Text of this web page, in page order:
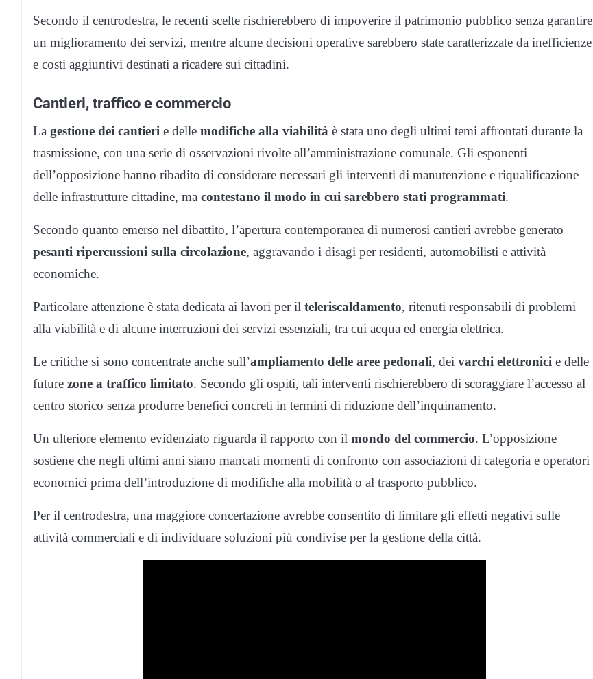
Secondo il centrodestra, le recenti scelte rischierebbero di impoverire il patrimonio pubblico senza garantire
un miglioramento dei servizi, mentre alcune decisioni operative sarebbero state caratterizzate da inefficienze
e costi aggiuntivi destinati a ricadere sui cittadini.
Cantieri, traffico e commercio
La gestione dei cantieri e delle modifiche alla viabilità è stata uno degli ultimi temi affrontati durante la
trasmissione, con una serie di osservazioni rivolte all’amministrazione comunale. Gli esponenti
dell’opposizione hanno ribadito di considerare necessari gli interventi di manutenzione e riqualificazione
delle infrastrutture cittadine, ma contestano il modo in cui sarebbero stati programmati.
Secondo quanto emerso nel dibattito, l’apertura contemporanea di numerosi cantieri avrebbe generato
pesanti ripercussioni sulla circolazione, aggravando i disagi per residenti, automobilisti e attività
economiche.
Particolare attenzione è stata dedicata ai lavori per il teleriscaldamento, ritenuti responsabili di problemi
alla viabilità e di alcune interruzioni dei servizi essenziali, tra cui acqua ed energia elettrica.
Le critiche si sono concentrate anche sull’ampliamento delle aree pedonali, dei varchi elettronici e delle
future zone a traffico limitato. Secondo gli ospiti, tali interventi rischierebbero di scoraggiare l’accesso al
centro storico senza produrre benefici concreti in termini di riduzione dell’inquinamento.
Un ulteriore elemento evidenziato riguarda il rapporto con il mondo del commercio. L’opposizione
sostiene che negli ultimi anni siano mancati momenti di confronto con associazioni di categoria e operatori
economici prima dell’introduzione di modifiche alla mobilità o al trasporto pubblico.
Per il centrodestra, una maggiore concertazione avrebbe consentito di limitare gli effetti negativi sulle
attività commerciali e di individuare soluzioni più condivise per la gestione della città.